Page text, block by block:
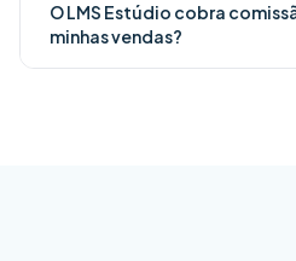
O LMS Estúdio cobra
minhas vendas?